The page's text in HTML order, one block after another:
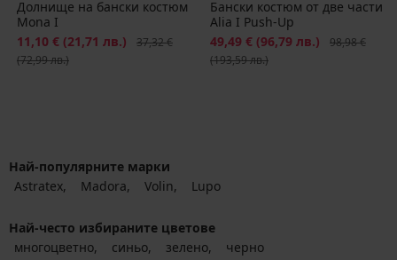
Долнище на бански костюм
Mona I
Намаление
11,10 € (21,71 лв.) Първоначална цена
37,32 €
(72,99 лв.)
Бански костюм от две части
Alia I Push-Up
Намаление
49,49 € (96,79 лв.)
98,98 €
(193,59 лв.)
Най-популярните марки
Astratex
Madora Volin Lupo
Най-често избираните цветове
многоцветно
синьо зелено черно